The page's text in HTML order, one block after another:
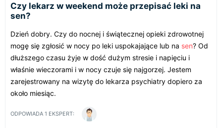
Czy lekarz w weekend może przepisać leki na
sen?
Dzień dobry. Czy do nocnej i świątecznej opieki zdrowotnej
mogę się zgłosić w nocy po leki uspokajające lub na sen? Od
dłuższego czasu żyje w dość dużym stresie i napięciu i
właśnie wieczorami i w nocy czuje się najgorzej. Jestem
zarejestrowany na wizytę do lekarza psychiatry dopiero za
około miesiąc.
ODPOWIADA 1 EKSPERT: